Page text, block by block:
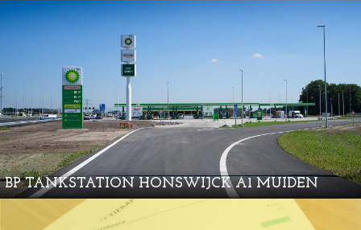
BP TANKSTATION HONSWIJCK A1 MUIDEN